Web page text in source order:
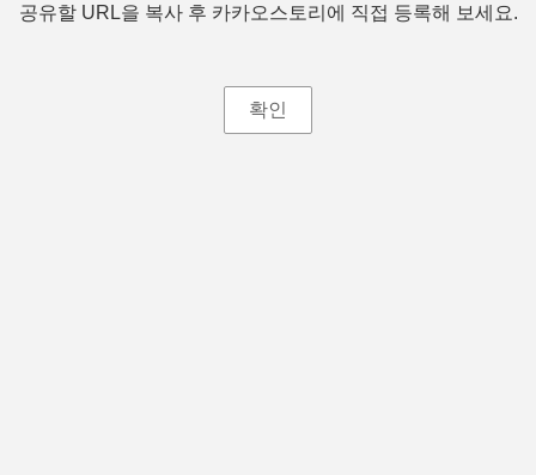
공유할 URL을 복사 후 카카오스토리에 직접 등록해 보세요.
확인